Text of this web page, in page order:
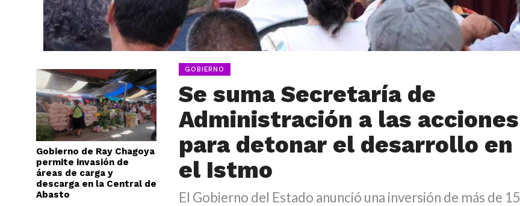
Gobierno de Ray Chagoya
permite invasión de
áreas de carga y
descarga en la Central de
Abasto
GOBIERNO
Se suma Secretaría de
Administración a las acciones
para detonar el desarrollo en
el Istmo
El Gobierno del Estado anunció una inversión de más de 15